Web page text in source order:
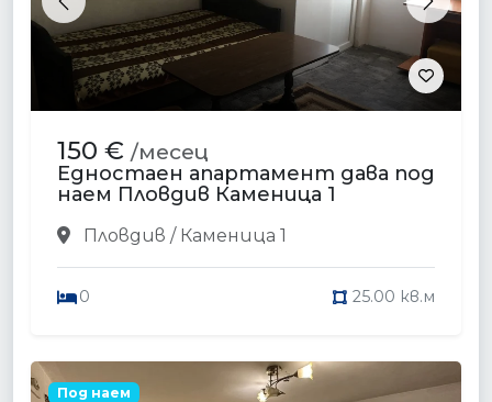
Previous Next
150 € /месец
Едностаен апартамент дава под
наем Пловдив Каменица 1
Пловдив / Каменица 1
0 25.00 кв.м
Под наем